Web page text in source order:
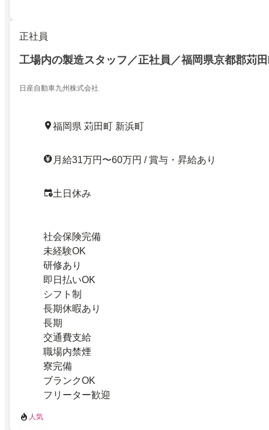
正社員
工場内の製造スタッフ／正社員／福岡県京都郡苅
日産自動車九州株式会社
福岡県 苅田町 新浜町
月給31万円〜60万円 / 賞与・昇給あり
土日休み
社会保険完備
未経験OK
研修あり
即日払いOK
シフト制
長期休暇あり
長期
交通費支給
職場内禁煙
寮完備
ブランクOK
フリーター歓迎
人気